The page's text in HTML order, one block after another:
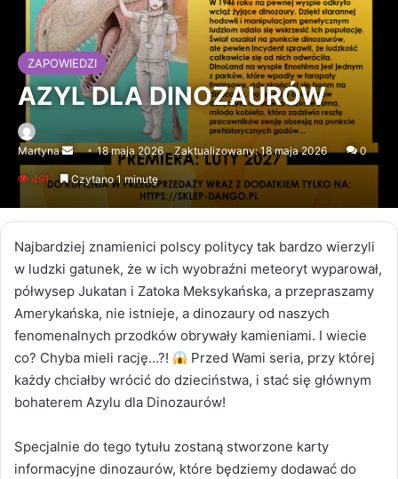
ZAPOWIEDZI
AZYL DLA DINOZAURÓW
Martyna
Send
an
18 maja 2026 Zaktualizowany: 18 maja 2026 0
491 Czytano 1 minutę
Najbardziej znamienici polscy politycy tak bardzo wierzyli
w ludzki gatunek, że w ich wyobraźni meteoryt wyparował,
półwysep Jukatan i Zatoka Meksykańska, a przepraszamy
Amerykańska, nie istnieje, a dinozaury od naszych
fenomenalnych przodków obrywały kamieniami. I wiecie
co? Chyba mieli rację…?!
Przed Wami seria, przy której
każdy chciałby wrócić do dzieciństwa, i stać się głównym
bohaterem Azylu dla Dinozaurów!
Specjalnie do tego tytułu zostaną stworzone karty
informacyjne dinozaurów, które będziemy dodawać do